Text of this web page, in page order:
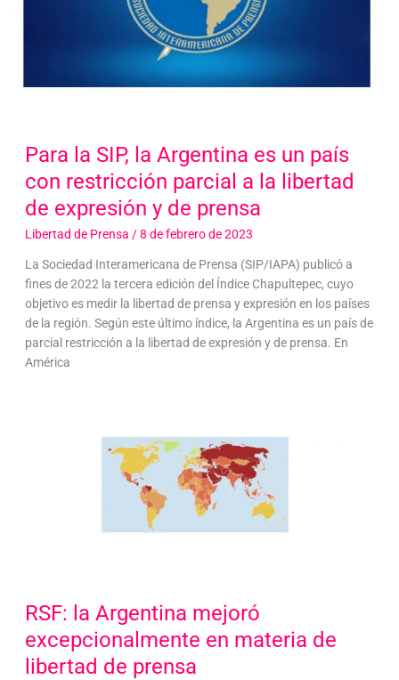
Para la SIP, la Argentina es un país
con restricción parcial a la libertad
de expresión y de prensa
Libertad de Prensa /8 de febrero de 2023
La Sociedad Interamericana de Prensa (SIP/IAPA) publicó a
fines de 2022 la tercera edición del Índice Chapultepec, cuyo
objetivo es medir la libertad de prensa y expresión en los países
de la región. Según este último índice, la Argentina es un país de
parcial restricción a la libertad de expresión y de prensa. En
América
RSF: la Argentina mejoró
excepcionalmente en materia de
libertad de prensa